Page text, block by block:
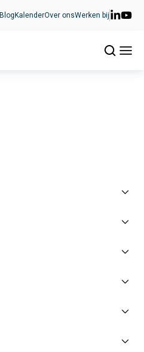
Blog KalenderOver onsWerken bij